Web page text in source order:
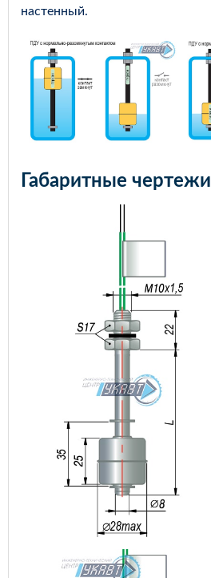
настенный.
Габаритные чертежи